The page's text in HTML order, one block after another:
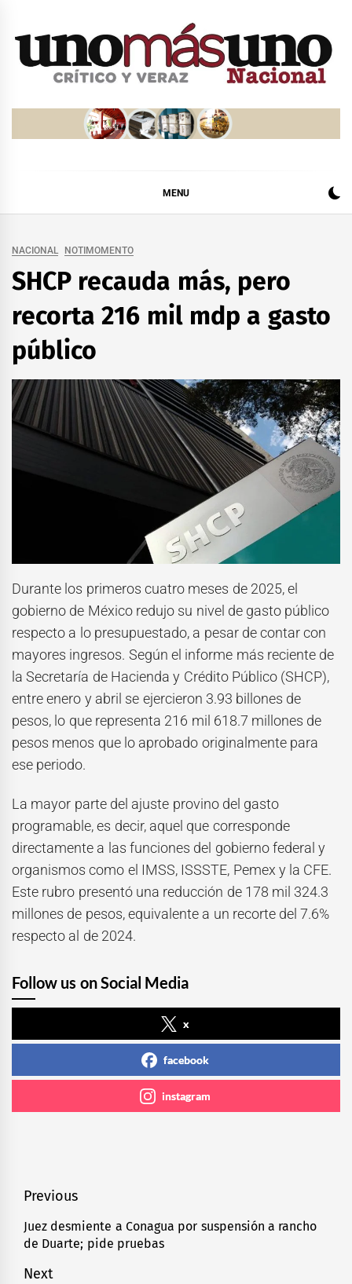
MENU
NACIONAL NOTIMOMENTO
SHCP recauda más, pero
recorta 216 mil mdp a gasto
público
Durante los primeros cuatro meses de 2025, el
gobierno de México redujo su nivel de gasto público
respecto a lo presupuestado, a pesar de contar con
mayores ingresos. Según el informe más reciente de
la Secretaría de Hacienda y Crédito Público (SHCP),
entre enero y abril se ejercieron 3.93 billones de
pesos, lo que representa 216 mil 618.7 millones de
pesos menos que lo aprobado originalmente para
ese periodo.
La mayor parte del ajuste provino del gasto
programable, es decir, aquel que corresponde
directamente a las funciones del gobierno federal y
organismos como el IMSS, ISSSTE, Pemex y la CFE.
Este rubro presentó una reducción de 178 mil 324.3
millones de pesos, equivalente a un recorte del 7.6%
respecto al de 2024.
Follow us on Social Media
x
facebook
instagram
Navegación
de
entradas
Previous
Previous
post:
Juez desmiente a Conagua por suspensión a rancho
de Duarte; pide pruebas
Next